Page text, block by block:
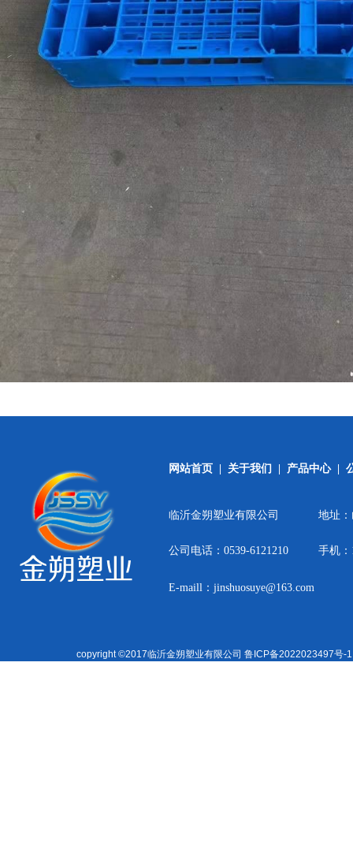
网站首页 关于我们 产品中心
临沂金朔塑业有限公司 地址
公司电话：0539-6121210 手机：
E-maill：jinshuosuye@163.com
copyright ©2017临沂金朔塑业有限公司 鲁ICP备2022023497号-1